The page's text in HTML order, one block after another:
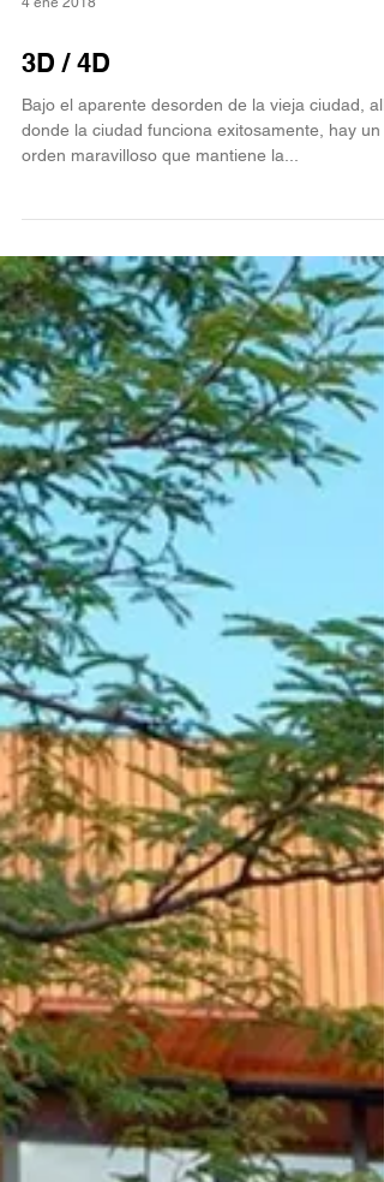
4 ene 2018
3D / 4D
Bajo el aparente desorden de la vieja ciudad, allí
donde la ciudad funciona exitosamente, hay un
orden maravilloso que mantiene la...